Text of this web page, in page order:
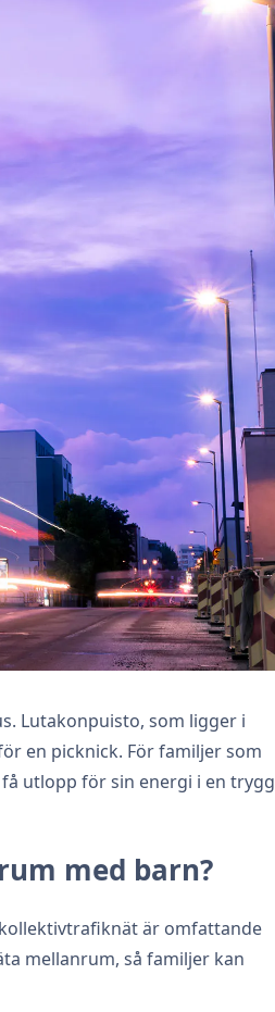
Lutakonpuisto, som ligger i
en picknick. För familjer som
utlopp för sin energi i en trygg
med barn?
är omfattande
mellanrum, så familjer kan